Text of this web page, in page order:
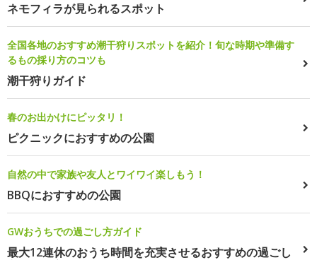
ネモフィラが見られるスポット
全国各地のおすすめ潮干狩りスポットを紹介！旬な時期や準備す
るもの採り方のコツも
潮干狩りガイド
春のお出かけにピッタリ！
ピクニックにおすすめの公園
自然の中で家族や友人とワイワイ楽しもう！
BBQにおすすめの公園
GWおうちでの過ごし方ガイド
最大12連休のおうち時間を充実させるおすすめの過ごし